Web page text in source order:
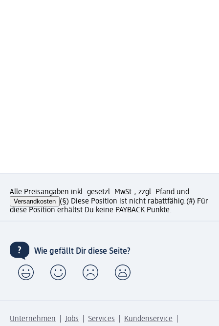
Alle Preisangaben inkl. gesetzl. MwSt., zzgl. Pfand und
Versandkosten (§) Diese Position ist nicht rabattfähig.(#) Für
diese Position erhältst Du keine PAYBACK Punkte.
Wie gefällt Dir diese Seite?
Unternehmen Jobs Services
Kundenservice